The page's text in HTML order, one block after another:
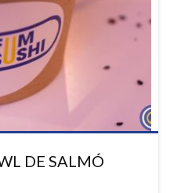
DE SALMÓ